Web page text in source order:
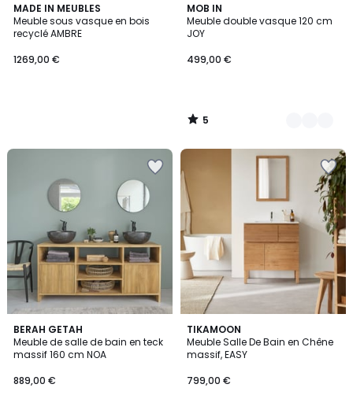
MADE IN MEUBLES
Meuble sous vasque en bois
recyclé AMBRE
1269,00 €
MOB IN
Meuble double vasque 120 cm
JOY
499,00 €
5
/
5
2
Couleurs
5
/
BERAH GETAH
Meuble de salle de bain en teck
massif 160 cm NOA
889,00 €
1
/
5
TIKAMOON
Meuble Salle De Bain en Chêne
massif, EASY
799,00 €